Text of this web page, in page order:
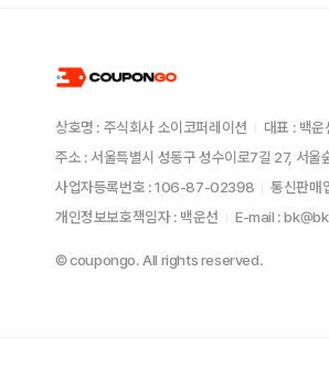
상호명 : 주식회사 소이코퍼레이션
대표 : 백운
주소 : 서울특별시 성동구 성수이로7길 27, 서
사업자등록번호 : 106-87-02398
통신판매
개인정보보호책임자 : 백운선
E-mail :
© coupongo. All rights reserved.